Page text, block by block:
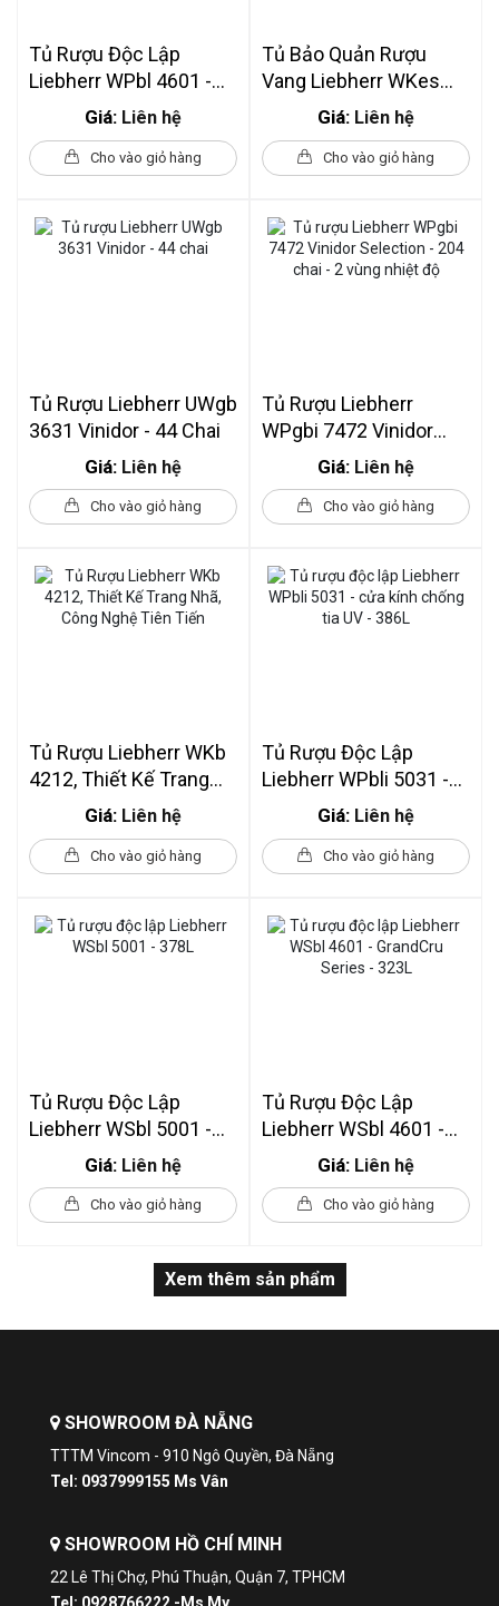
Tủ Rượu Độc Lập
Liebherr WPbl 4601 -
Cửa Kính Chống Tia UV
- 329L
Giá: Liên hệ
Cho vào giỏ hàng
Tủ Bảo Quản Rượu
Vang Liebherr WKes
653 GrandCru - Thiết
Kế Nhỏ Gọn
Giá: Liên hệ
Cho vào giỏ hàng
Tủ Rượu Liebherr UWgb
3631 Vinidor - 44 Chai
Giá: Liên hệ
Cho vào giỏ hàng
Tủ Rượu Liebherr
WPgbi 7472 Vinidor
Selection - 204 Chai - 2
Vùng Nhiệt Độ
Giá: Liên hệ
Cho vào giỏ hàng
Tủ Rượu Liebherr WKb
4212, Thiết Kế Trang
Nhã, Công Nghệ Tiên
Tiến
Giá: Liên hệ
Cho vào giỏ hàng
Tủ Rượu Độc Lập
Liebherr WPbli 5031 -
Cửa Kính Chống Tia UV
- 386L
Giá: Liên hệ
Cho vào giỏ hàng
Tủ Rượu Độc Lập
Liebherr WSbl 5001 -
Giá: Liên hệ
Cho vào giỏ hàng
Tủ Rượu Độc Lập
Liebherr WSbl 4601 -
GrandCru Series - 323L
Giá: Liên hệ
Cho vào giỏ hàng
Xem thêm sản phẩm
SHOWROOM ĐÀ NẴNG
TTTM Vincom - 910 Ngô Quyền, Đà Nẵng
Tel: 0937999155 Ms Vân
SHOWROOM HỒ CHÍ MINH
22 Lê Thị Chợ, Phú Thuận, Quận 7, TPHCM